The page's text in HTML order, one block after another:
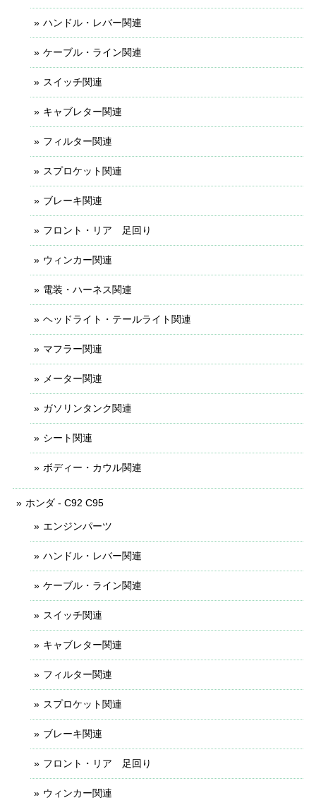
ハンドル・レバー関連
ケーブル・ライン関連
スイッチ関連
キャブレター関連
フィルター関連
スプロケット関連
ブレーキ関連
フロント・リア 足回り
ウィンカー関連
電装・ハーネス関連
ヘッドライト・テールライト関連
マフラー関連
メーター関連
ガソリンタンク関連
シート関連
ボディー・カウル関連
ホンダ - C92 C95
エンジンパーツ
ハンドル・レバー関連
ケーブル・ライン関連
スイッチ関連
キャブレター関連
フィルター関連
スプロケット関連
ブレーキ関連
フロント・リア 足回り
ウィンカー関連